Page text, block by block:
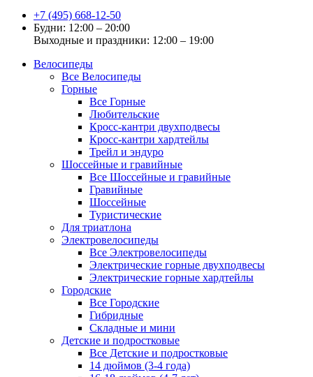
+7 (495) 668-12-50
Будни: 12:00 – 20:00
Выходные и праздники: 12:00 – 19:00
Велосипеды
Все Велосипеды
Горные
Все Горные
Любительские
Кросс-кантри двухподвесы
Кросс-кантри хардтейлы
Трейл и эндуро
Шоссейные и гравийные
Все Шоссейные и гравийные
Гравийные
Шоссейные
Туристические
Для триатлона
Электровелосипеды
Все Электровелосипеды
Электрические горные двухподвесы
Электрические горные хардтейлы
Городские
Все Городские
Гибридные
Складные и мини
Детские и подростковые
Все Детские и подростковые
14 дюймов (3-4 года)